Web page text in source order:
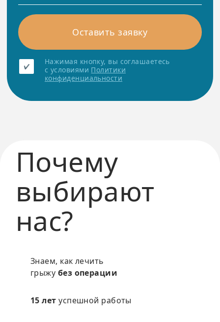
Оставить заявку
Нажимая кнопку, вы соглашаетесь
с условиями Политики
конфиденциальности
Почему
выбирают
нас?
Знаем, как лечить
грыжу без операции
15 лет успешной работы